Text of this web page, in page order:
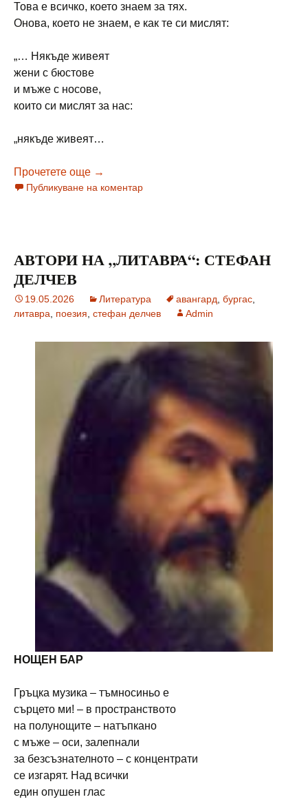
Това е всичко, което знаем за тях.
Онова, което не знаем, е как те си мислят:
„… Някъде живеят
жени с бюстове
и мъже с носове,
които си мислят за нас:
„някъде живеят…
Прочетете още АВТОРИ НА „ЛИТАВРА“: АНИ ИЛКОВ
→
Публикуване на коментар
АВТОРИ НА „ЛИТАВРА“: СТЕФАН
ДЕЛЧЕВ
19.05.2026 Литература авангард бургас
литавра
поезия стефан делчев Admin
НОЩЕН БАР
Гръцка музика – тъмносиньо е
сърцето ми! – в пространството
на полунощите – натъпкано
с мъже – оси, залепнали
за безсъзнателното – с концентрати
се изгарят. Над всички
един опушен глас